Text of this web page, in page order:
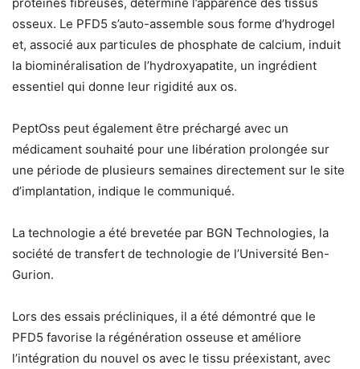
protéines fibreuses, détermine l’apparence des tissus
osseux. Le PFD5 s’auto-assemble sous forme d’hydrogel
et, associé aux particules de phosphate de calcium, induit
la biominéralisation de l’hydroxyapatite, un ingrédient
essentiel qui donne leur rigidité aux os.
PeptOss peut également être préchargé avec un
médicament souhaité pour une libération prolongée sur
une période de plusieurs semaines directement sur le site
d’implantation, indique le communiqué.
La technologie a été brevetée par BGN Technologies, la
société de transfert de technologie de l’Université Ben-
Gurion.
Lors des essais précliniques, il a été démontré que le
PFD5 favorise la régénération osseuse et améliore
l’intégration du nouvel os avec le tissu préexistant, avec